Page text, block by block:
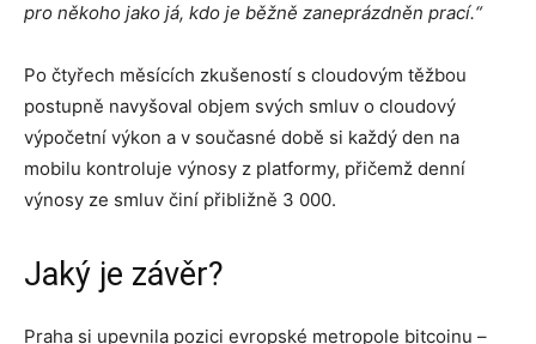
pro někoho jako já, kdo je běžně zaneprázdněn prací.“
Po čtyřech měsících zkušeností s cloudovým těžbou
postupně navyšoval objem svých smluv o cloudový
výpočetní výkon a v současné době si každý den na
mobilu kontroluje výnosy z platformy, přičemž denní
výnosy ze smluv činí přibližně 3 000.
Jaký je závěr?
Praha si upevnila pozici evropské metropole bitcoinu –